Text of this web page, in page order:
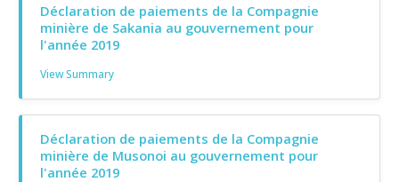
Déclaration de paiements de la Compagnie
minière de Sakania au gouvernement pour
l'année 2019
View Summary
Déclaration de paiements de la Compagnie
minière de Musonoi au gouvernement pour
l'année 2019